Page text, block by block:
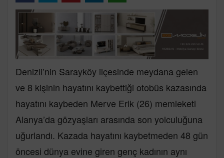
Denizli’nin Sarayköy ilçesinde meydana gelen
ve 8 kişinin hayatını kaybettiği otobüs kazasında
hayatını kaybeden Merve Erik (26) memleketi
Alanya’da gözyaşları arasında son yolculuğuna
uğurlandı. Kazada hayatını kaybetmeden 48 gün
öncesi dünya evine giren genç kadının aynı